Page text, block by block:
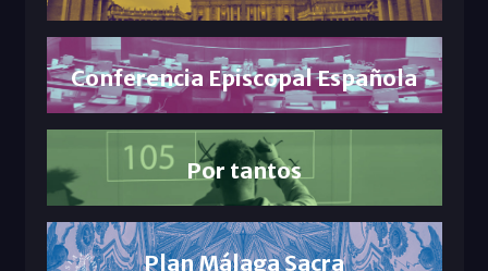
Conferencia Episcopal Española
Por tantos
Plan Málaga Sacra